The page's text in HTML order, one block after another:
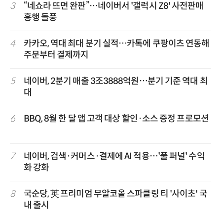
3
“네쇼라 뜨면 완판”…네이버서 '갤럭시 Z8' 사전판매
흥행 돌풍
4
카카오, 역대 최대 분기 실적…카톡에 쿠팡이츠 연동해
주문부터 결제까지
5
네이버, 2분기 매출 3조3888억원…분기 기준 역대 최
대
6 BBQ, 8월 한 달 앱 고객 대상 할인·소스 증정 프로모션
7
네이버, 검색·커머스·결제에 AI 적용…'풀 퍼널' 수익
화 강화
8
국순당, 英 프리미엄 무알코올 스파클링 티 '사이초' 국
내 출시